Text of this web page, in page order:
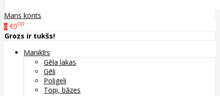
Mans konts
0 €000
Grozs ir tukšs!
Manikīrs
Gēla lakas
Gēli
Poligeli
Topi, bāzes